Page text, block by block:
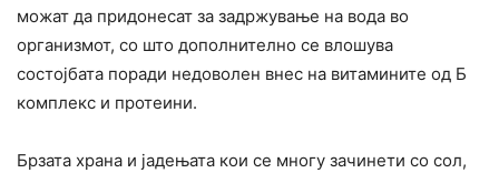
можат да придонесат за задржување на вода во
организмот, со што дополнително се влошува
состојбата поради недоволен внес на витамините од Б
комплекс и протеини.
Брзата храна и јадењата кои се многу зачинети со сол,